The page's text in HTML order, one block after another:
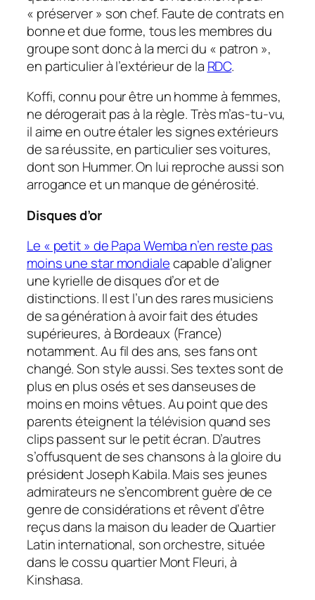
« préserver » son chef. Faute de contrats en
bonne et due forme, tous les membres du
groupe sont donc à la merci du « patron »,
en particulier à l’extérieur de la RDC.
Koffi, connu pour être un homme à femmes,
ne dérogerait pas à la règle. Très m’as-tu-vu,
il aime en outre étaler les signes extérieurs
de sa réussite, en particulier ses voitures,
dont son Hummer. On lui reproche aussi son
arrogance et un manque de générosité.
Disques d’or
Le « petit » de Papa Wemba n’en reste pas
moins une star mondialecapable d’aligner
une kyrielle de disques d’or et de
distinctions. Il est l’un des rares musiciens
de sa génération à avoir fait des études
supérieures, à Bordeaux (France)
notamment. Au fil des ans, ses fans ont
changé. Son style aussi. Ses textes sont de
plus en plus osés et ses danseuses de
moins en moins vêtues. Au point que des
parents éteignent la télévision quand ses
clips passent sur le petit écran. D’autres
s’offusquent de ses chansons à la gloire du
président Joseph Kabila. Mais ses jeunes
admirateurs ne s’encombrent guère de ce
genre de considérations et rêvent d’être
reçus dans la maison du leader de Quartier
Latin international, son orchestre, située
dans le cossu quartier Mont Fleuri, à
Kinshasa.